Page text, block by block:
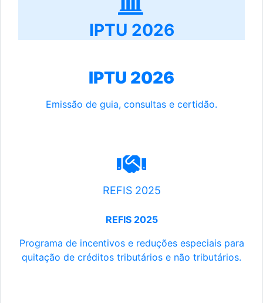
IPTU 2026
IPTU 2026
Emissão de guia, consultas e certidão.
REFIS 2025
REFIS 2025
Programa de incentivos e reduções especiais para
quitação de créditos tributários e não tributários.